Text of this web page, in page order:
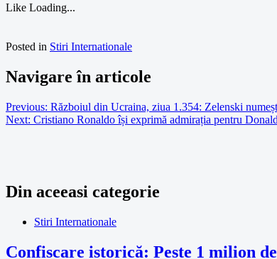
Like Loading...
Posted in Stiri Internationale
Navigare în articole
Previous: Războiul din Ucraina, ziua 1.354: Zelenski
Next: Cristiano Ronaldo își exprimă admirația pentru
Din aceeasi categorie
Stiri Internationale
Confiscare istorică: Peste 1 milion